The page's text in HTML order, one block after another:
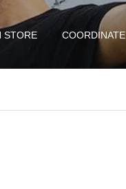
STORE COORDINATE